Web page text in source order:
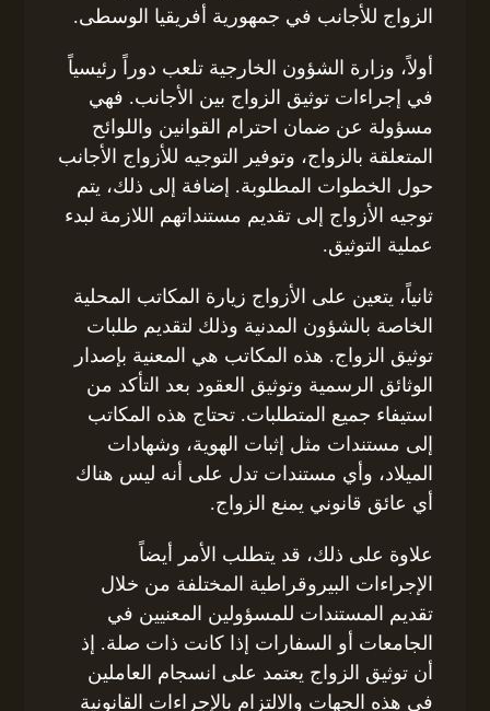
الزواج للأجانب في جمهورية أفريقيا الوسطى.
أولاً، وزارة الشؤون الخارجية تلعب دوراً رئيسياً
في إجراءات توثيق الزواج بين الأجانب. فهي
مسؤولة عن ضمان احترام القوانين واللوائح
المتعلقة بالزواج، وتوفير التوجيه للأزواج الأجانب
حول الخطوات المطلوبة. إضافة إلى ذلك، يتم
توجيه الأزواج إلى تقديم مستنداتهم اللازمة لبدء
عملية التوثيق.
ثانياً، يتعين على الأزواج زيارة المكاتب المحلية
الخاصة بالشؤون المدنية وذلك لتقديم طلبات
توثيق الزواج. هذه المكاتب هي المعنية بإصدار
الوثائق الرسمية وتوثيق العقود بعد التأكد من
استيفاء جميع المتطلبات. تحتاج هذه المكاتب
إلى مستندات مثل إثبات الهوية، وشهادات
الميلاد، وأي مستندات تدل على أنه ليس هناك
أي عائق قانوني يمنع الزواج.
علاوة على ذلك، قد يتطلب الأمر أيضاً
الإجراءات البيروقراطية المختلفة من خلال
تقديم المستندات للمسؤولين المعنيين في
الجامعات أو السفارات إذا كانت ذات صلة. إذ
أن توثيق الزواج يعتمد على انسجام العاملين
في هذه الجهات والالتزام بالإجراءات القانونية